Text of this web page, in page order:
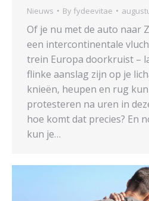
Nieuws By fydeevitae
Of je nu met de auto naar
een intercontinentale
trein Europa doorkruist –
flinke aanslag zijn op je
knieën, heupen en rug
protesteren na uren in
hoe komt dat precies? En
kun je…